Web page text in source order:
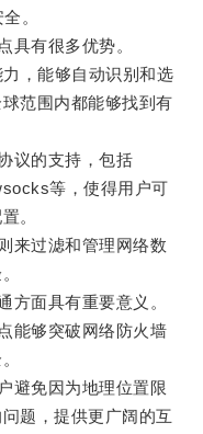
。
有很多优势。
，能够自动识别和选
范围内都能够找到有
的支持，包括
等，使得用户可
。
过滤和管理网络数
面具有重要意义。
够突破网络防火墙
免因为地理位置限
题，提供更广阔的互